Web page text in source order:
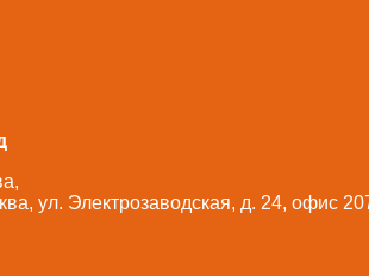
ул. Электрозаводская, д. 24, офис